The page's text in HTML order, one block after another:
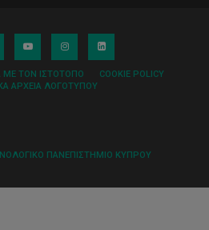
ΜΕ ΤΟΝ ΙΣΤΌΤΟΠΟ
COOKIE POLICY
ΑΡΧΕΊΑ ΛΟΓΌΤΥΠΟΥ
ΠΑΝΕΠΙΣΤΗΜΙΟ ΚΥΠΡΟΥ